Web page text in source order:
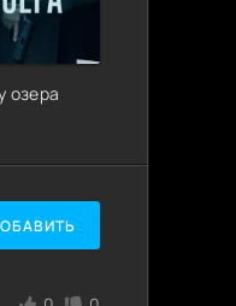
озера